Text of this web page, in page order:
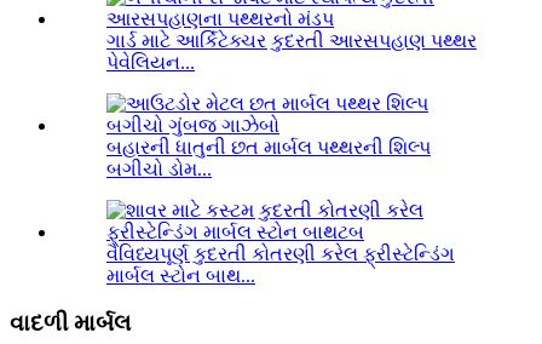
ગાર્ડ માટે આર્કિટેક્ચર કુદરતી આરસપહાણ પથ્થર
પેવેલિયન...
બહારની ધાતુની છત માર્બલ પથ્થરની શિલ્પ
બગીચો ડોમ...
વૈવિધ્યપૂર્ણ કુદરતી કોતરણી કરેલ ફ્રીસ્ટેન્ડિંગ
માર્બલ સ્ટોન બાથ...
વાદળી માર્બલ